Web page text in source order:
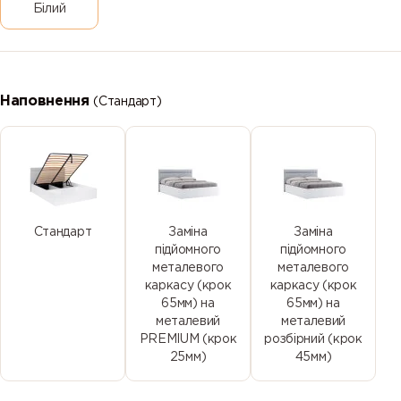
Білий
Наповнення(Стандарт)
Стандарт
Заміна
підйомного
металевого
каркасу (крок
65мм) на
металевий
PREMIUM (крок
25мм)
Заміна
підйомного
металевого
каркасу (крок
65мм) на
металевий
розбірний (крок
45мм)